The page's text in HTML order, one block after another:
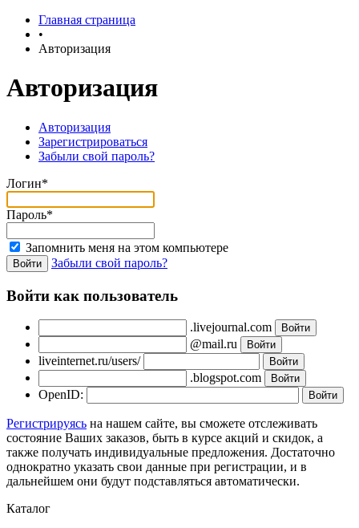
Главная страница
•
Авторизация
Авторизация
Авторизация
Зарегистрироваться
Забыли свой пароль?
Логин*
Пароль*
Запомнить меня на этом компьютере
Забыли свой пароль?
Войти как пользователь
.livejournal.com
@mail.ru
liveinternet.ru/users/
.blogspot.com
OpenID:
Регистрируясь на нашем сайте, вы сможете отслеживать
состояние Ваших заказов, быть в курсе акций и скидок, а
также получать индивидуальные предложения. Достаточно
однократно указать свои данные при регистрации, и в
дальнейшем они будут подставляться автоматически.
Каталог